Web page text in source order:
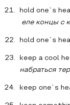
hold one`s
еле концы с
hold one`s
keep a cool
набраться
keep one`s